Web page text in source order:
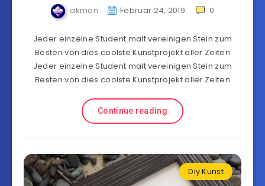
akman Februar 24, 2019 0
Jeder einzelne Student malt vereinigen Stein zum
Besten von dies coolste Kunstprojekt aller Zeiten
Jeder einzelne Student malt vereinigen Stein zum
Besten von dies coolste Kunstprojekt aller Zeiten
Continue reading
Diy Kunst